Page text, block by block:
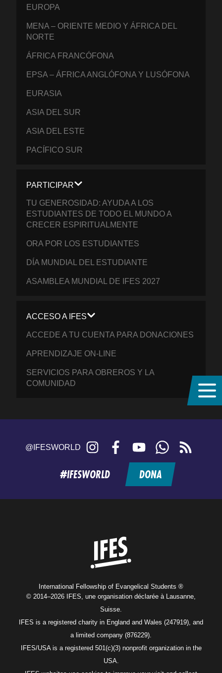
EUROPA
MENA – ORIENTE MEDIO Y ÁFRICA DEL
NORTE
ÁFRICA FRANCÓFONA
EPSA – ÁFRICA ANGLÓFONA Y LUSÓFONA
EURASIA
ASIA DEL SUR
ASIA DEL ESTE
PACÍFICO SUR
PARTICIPAR
TU GENEROSIDAD: AYUDA A LOS
ESTUDIANTES DE TODO EL MUNDO A
CRECER ESPIRITUALMENTE
ORA POR LOS ESTUDIANTES
DÍA MUNDIAL DEL ESTUDIANTE
ASAMBLEA MUNDIAL DE IFES 2027
ACCESO A IFES
ACCEDE A TU CUENTA PARA DONACIONES
APRENDIZAJE ON-LINE
SERVICIOS PARA OBREROS Y LA
COMUNIDAD
@IFESWORLD Instagram FacebookYouTubeWhatsApp
feed
#IFESWORLD DONA
International Fellowship of Evangelical Students ®
© 2014–2026 IFES, une organisation déclarée à Lausanne,
Suisse.
IFES is a registered charity in England and Wales (247919), and
a limited company (876229).
IFES/USA is a registered 501(c)(3) nonprofit organization in the
USA.